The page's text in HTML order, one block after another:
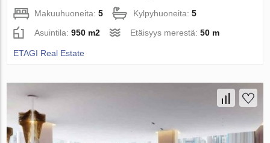
Makuuhuoneita:5 Kylpyhuoneita:5
Asuintila:950 m2 Etäisyys merestä:50 m
ETAGI Real Estate